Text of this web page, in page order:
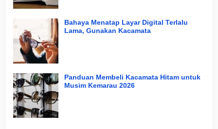
Bahaya Menatap Layar Digital Terlalu
Lama, Gunakan Kacamata
Panduan Membeli Kacamata Hitam untuk
Musim Kemarau 2026